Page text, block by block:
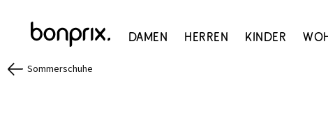
Damen Herren Kinder
Sommerschuhe